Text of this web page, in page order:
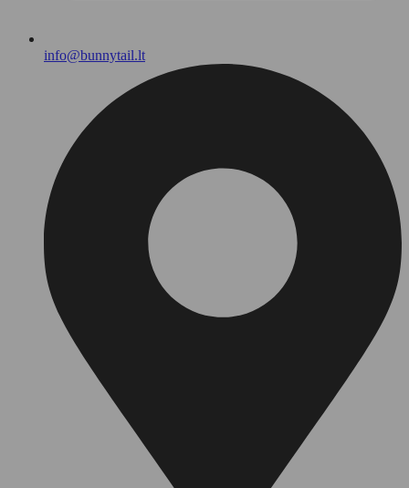
info@bunnytail.lt